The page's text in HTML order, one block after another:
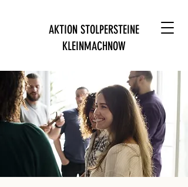
AKTION STOLPERSTEINE
KLEINMACHNOW